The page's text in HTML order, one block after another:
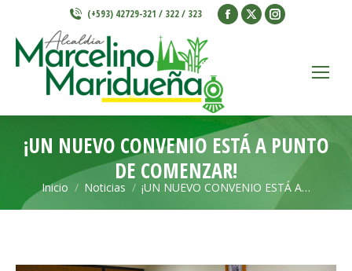
(+593) 42729-321 / 322 / 323
Facebook
window
X
window
Instagram
window
¡UN NUEVO CONVENIO ESTÁ A PUNTO
DE COMENZAR!
Estás aquí:
Inicio Noticias ¡UN NUEVO CONVENIO ESTÁ A…